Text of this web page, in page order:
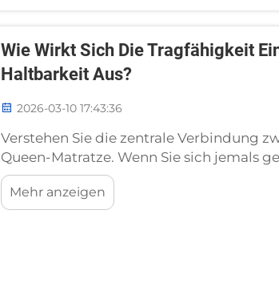
Wie Wirkt Sich Die Tragfähigkeit
Haltbarkeit Aus?
2026-03-10 17:43:36
Verstehen Sie die zentrale Verbindung
Queen-Matratze. Wenn Sie sich jemals
Matratzen bereits nach wenigen
halten, liegt die Antwort fast immer in
Mehr anzeigen